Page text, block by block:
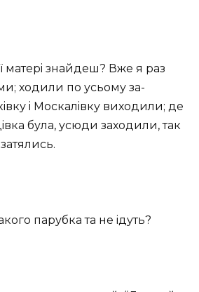
матерi знайдеш? Вже я раз
ходили по усьому за-
i Москалiвку виходили; де
була, усюди заходили, так
парубка та не iдуть?